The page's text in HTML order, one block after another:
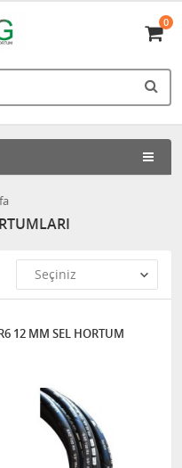
0
12 MM SEL HORTUM